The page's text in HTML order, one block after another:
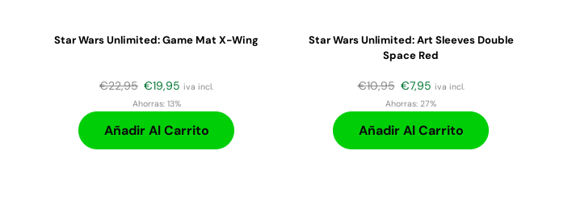
Star Wars Unlimited: Game Mat X-Wing
€22,95 €19,95 iva incl.
Ahorras:13%
Añadir Al Carrito
Star Wars Unlimited: Art Sleeves Double
Space Red
€10,95 €7,95 iva incl.
Ahorras: 27%
Añadir Al Carrito